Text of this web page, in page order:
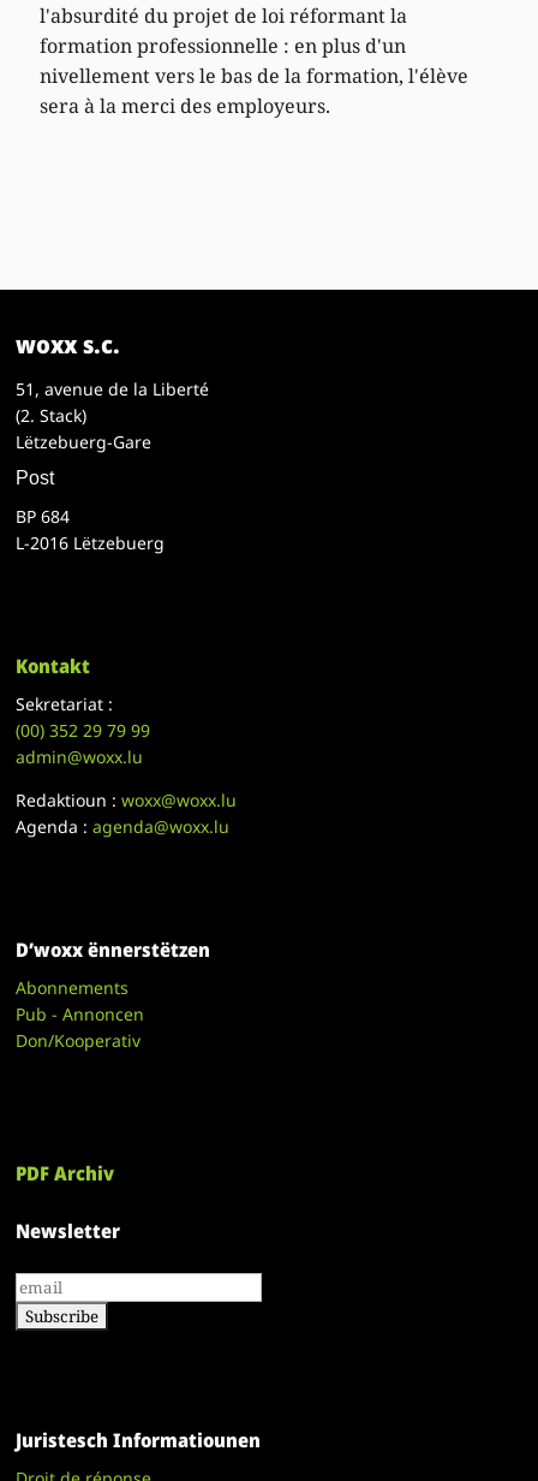
l'absurdité du projet de loi réformant la
formation professionnelle : en plus d'un
nivellement vers le bas de la formation, l'élève
sera à la merci des employeurs.
woxx s.c.
51, avenue de la Liberté
(2. Stack)
Lëtzebuerg-Gare
Post
BP 684
L-2016 Lëtzebuerg
Kontakt
Sekretariat :
(00)352 29 79 99
admin@woxx.lu
Redaktioun :woxx@woxx.lu
Agenda :agenda@woxx.lu
D’woxx ënnerstëtzen
Abonnements
Pub - Annoncen
Don/Kooperativ
PDF Archiv
Newsletter
Juristesch Informatiounen